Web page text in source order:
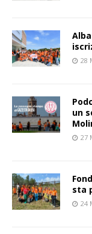
28
un
27
sta
24